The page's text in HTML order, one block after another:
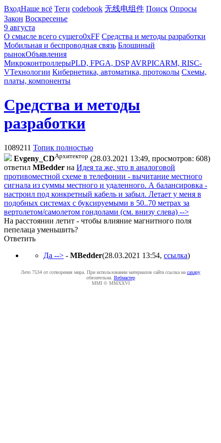
ВходНаше всё Теги codebook 无线电组件 Поиск Опросы
Закон Воскресенье
9 августа
О смысле всего сущего0xFF Средства и методы разработки
Мобильная и беспроводная связь Блошиный
рынокОбъявления
МикроконтроллерыPLD, FPGA, DSP AVRPICARM, RISC-
VТехнологии Кибернетика, автоматика, протоколы Схемы,
платы, компоненты
Средства и методы
разработки
1089211 Топик полностью
Evgeny_CDАрхитектор (28.03.2021 13:49, просмотров: 608)
ответил MBedder на Идея та же, что в аналоговой
противоместной схеме в телефонии - вычитание местного
сигнала из суммы местного и удаленного. А балансировка -
настроил под конкретный кабель и забыл. Летает у меня в
подобных системах с буксируемыми в 50..70 метрах за
вертолетом/самолетом гондолами (см. внизу слева) -->
На расстоянии летит - чтобы влияние магнитного поля
пепелаца уменьшить?
Ответить
Да --> - MBedder(28.03.2021 13:54, ссылка)
Лето 7534 от сотворения мира. При использовании материалов сайта ссылка на caxapу
обязательна. Вебмастер
MMI © MMXXVI